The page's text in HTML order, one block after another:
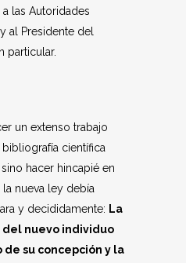
las Autoridades
al Presidente del
particular.
un extenso trabajo
científica
hacer hincapié en
nueva ley debía
y decididamente: La
nuevo individuo
su concepción y la